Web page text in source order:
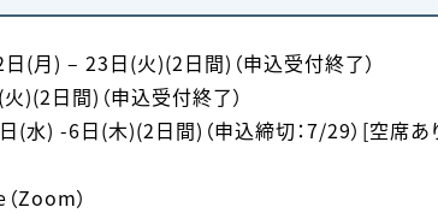
(月) – 23日(火)(2日間)（申込受付終了）
日間)（申込受付終了）
(水) -6日(木)(2日間)（申込締切：7/29）[空席あ
Zoom）